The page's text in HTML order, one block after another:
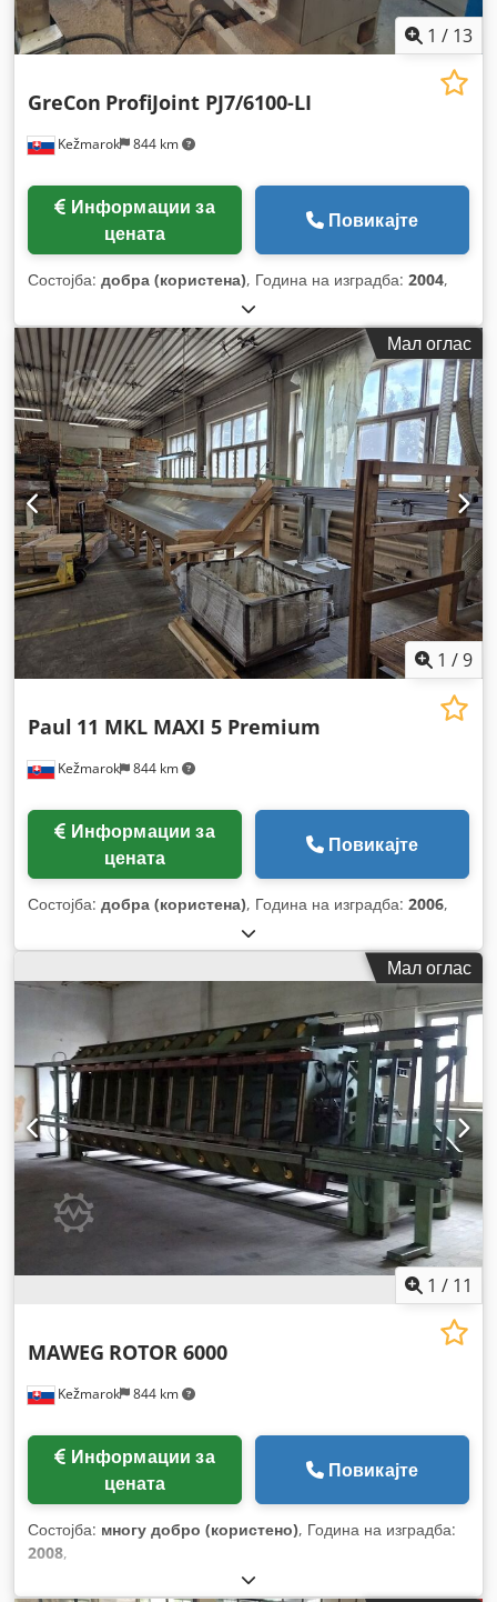
1 / 13
Kežmarok 844 km
GreCon ProfiJoint PJ7/6100-LI
цената
Повикајте
Состојба: добра (користена), Година на изградба: 2004,
Мал оглас
1 /9
Kežmarok 844 km
Paul 11 MKL MAXI 5 Premium
цената
Повикајте
Состојба: добра (користена), Година на изградба: 2006,
Мал оглас
1 / 11
Kežmarok 844 km
MAWEG ROTOR 6000
цената
Повикајте
Состојба: многу добро (користено), Година на изградба:
2008,